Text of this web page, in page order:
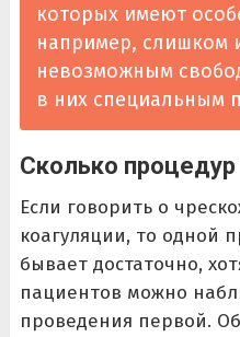
которых имеют
например, слишком
невозможным
в них специальным
Сколько
Если говорить о
коагуляции, то одной
бывает достаточно,
пациентов можно
проведения первой.